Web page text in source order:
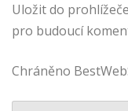
Uložit do
pro budoucí
Chráněno